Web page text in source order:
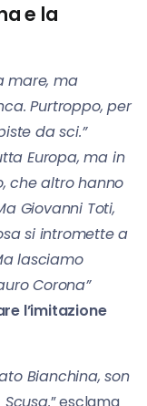
e la
mare, ma
Purtroppo, per
da sci.”
Europa, ma in
che altro hanno
Giovanni Toti,
si intromette a
lasciamo
Corona”
l’imitazione
Bianchina, son